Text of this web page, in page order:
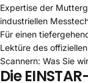
Expertise der
industriellen
Für einen
Lektüre des
Scannern: Was Sie
Die